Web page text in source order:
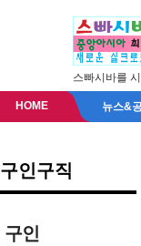
스빠시바를
HOME 뉴스&
구인구직
구인